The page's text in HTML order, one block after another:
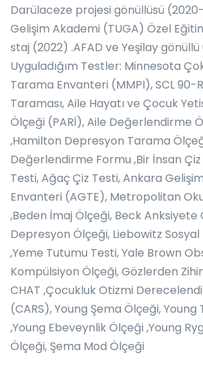
Darülaceze projesi gönüllüsü
Gelişim Akademi (TUGA) Özel
staj (2022) .AFAD ve Yeşilay
Uyguladığım Testler: Minnesota
Tarama Envanteri (MMPI), SCL 90-
Taraması, Aile Hayatı ve Çocuk
Ölçeği (PARİ), Aile Değerlendirme
,Hamilton Depresyon Tarama
Değerlendirme Formu ,Bir İnsan Çiz
Testi, Ağaç Çiz Testi, Ankara
Envanteri (AGTE), Metropolitan
,Beden İmaj Ölçeği, Beck Anksiyete
Depresyon Ölçeği, Liebowitz Sosyal
,Yeme Tutumu Testi, Yale Brown
Kompülsiyon Ölçeği, Gözlerden
CHAT ,Çocukluk Otizmi
(CARS), Young Şema Ölçeği, Young
,Young Ebeveynlik Ölçeği ,Young
Ölçeği, Şema Mod Ölçeği